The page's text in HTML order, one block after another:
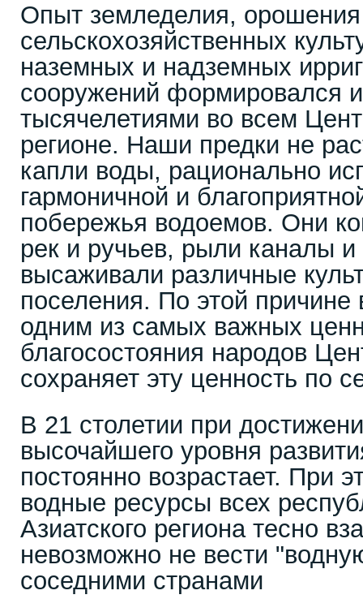
Опыт земледелия, орошения
сельскохозяйственных
наземных и надземных
сооружений формировался
тысячелетиями во всем
регионе. Наши предки не
капли воды, рационально
гармоничной и
побережья водоемов. Они
рек и ручьев, рыли каналы
высаживали различные
поселения. По этой
одним из самых важных
благосостояния народов
сохраняет эту ценность по
В 21 столетии при
высочайшего уровня
постоянно возрастает. При
водные ресурсы всех
Азиатского региона тесно
невозможно не вести
соседними странами